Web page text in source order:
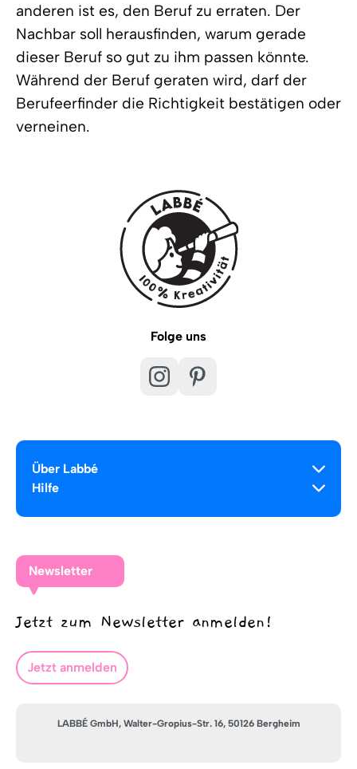
anderen ist es, den Beruf zu erraten. Der
Nachbar soll herausfinden, warum gerade
dieser Beruf so gut zu ihm passen könnte.
Während der Beruf geraten wird, darf der
Berufeerfinder die Richtigkeit bestätigen oder
verneinen.
Folge uns
Über Labbé
Hilfe
Newsletter
Jetzt zum Newsletter anmelden!
Jetzt anmelden
LABBÉ GmbH, Walter-Gropius-Str. 16, 50126 Bergheim